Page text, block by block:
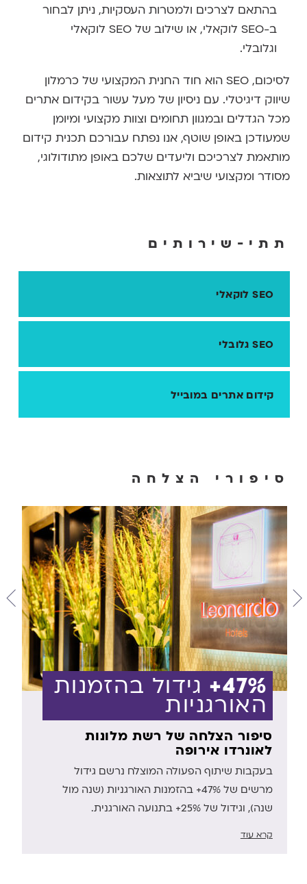
בהתאם לצרכים ולמטרות העסקיות, ניתן לבחור
ב-SEO לוקאלי, או שילוב של SEO לוקאלי
וגלובלי.
לסיכום, SEO הוא חוד החנית המקצועי של כרמלון
שיווק דיגיטלי. עם ניסיון של מעל עשור בקידום אתרים
מכל הגדלים ובמגוון תחומים וצוות מקצועי ומיומן
שמעודכן באופן שוטף, אנו נפתח עבורכם תכנית קידום
מותאמת לצרכיכם וליעדים שלכם באופן מתודולוגי,
מסודר ומקצועי שיביא לתוצאות.
תתי-שירותים
SEO לוקאלי
SEO גלובלי
קידום אתרים במובייל
סיפורי הצלחה
47%+ גידול בהזמנות
האורגניות
סיפור הצלחה של רשת מלונות
לאונרדו אירופה
בעקבות שיתוף הפעולה המוצלח נרשם גידול
מרשים של 47%+ בהזמנות האורגניות (שנה מול
שנה), וגידול של 25%+ בתנועה האורגנית.
קרא עוד